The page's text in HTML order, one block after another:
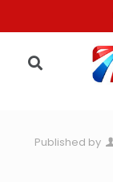
Published by